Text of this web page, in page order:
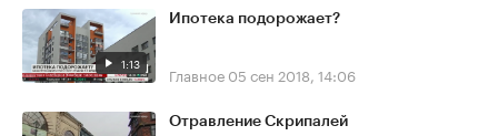
1:13
Ипотека подорожает?
Главное 05 сен 2018, 14:06
Отравление Скрипалей